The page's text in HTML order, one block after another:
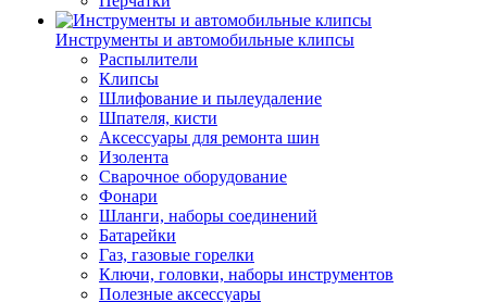
Инструменты и автомобильные клипсы
Распылители
Клипсы
Шлифование и пылеудаление
Шпателя, кисти
Аксессуары для ремонта шин
Изолента
Сварочное оборудование
Фонари
Шланги, наборы соединений
Батарейки
Газ, газовые горелки
Ключи, головки, наборы инструментов
Полезные аксессуары